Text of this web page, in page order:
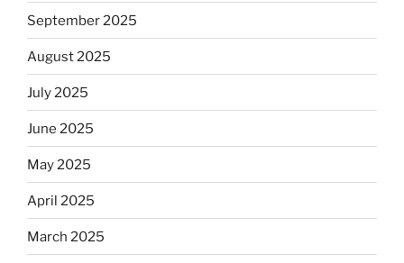
September 2025
August 2025
July 2025
June 2025
May 2025
April 2025
March 2025